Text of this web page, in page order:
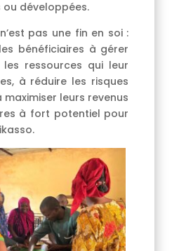
développées.
pas une fin en soi :
bénéficiaires à gérer
ressources qui leur
à réduire les risques
leurs revenus
à fort potentiel pour